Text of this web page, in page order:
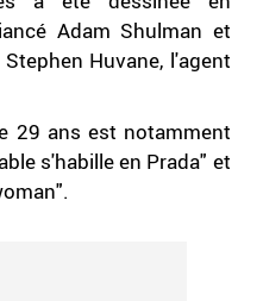
Adam Shulman et
Huvane, l'agent
29 ans est notamment
s'habille en Prada" et